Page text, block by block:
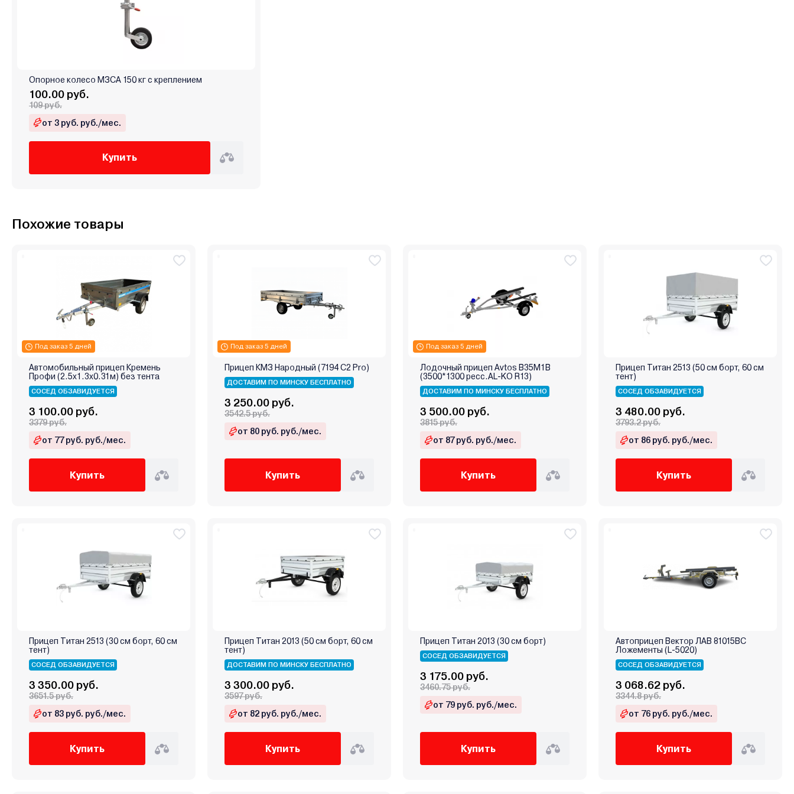
Опорное колесо МЗСА 150 кг с креплением
100.00 руб.
109 руб.
от 3 руб. руб./мес.
Купить
Похожие товары
Под заказ 5 дней
Автомобильный прицеп Кремень
Профи (2.5х1.3х0.31м) без тента
СОСЕД ОБЗАВИДУЕТСЯ
3 100.00 руб.
3379 руб.
от 77 руб. руб./мес.
Купить
Под заказ 5 дней
Прицеп КМЗ Народный (7194 C2 Pro)
ДОСТАВИМ ПО МИНСКУ БЕСПЛАТНО
3 250.00 руб.
3542.5 руб.
от 80 руб. руб./мес.
Купить
Под заказ 5 дней
Лодочный прицеп Avtos B35M1B
(3500*1300 ресс.AL-KO R13)
ДОСТАВИМ ПО МИНСКУ БЕСПЛАТНО
3 500.00 руб.
3815 руб.
от 87 руб. руб./мес.
Купить
Прицеп Титан 2513 (50 см борт, 60 см
тент)
СОСЕД ОБЗАВИДУЕТСЯ
3 480.00 руб.
3793.2 руб.
от 86 руб. руб./мес.
Купить
Прицеп Титан 2513 (30 см борт, 60 см
тент)
СОСЕД ОБЗАВИДУЕТСЯ
3 350.00 руб.
3651.5 руб.
от 83 руб. руб./мес.
Купить
Прицеп Титан 2013 (50 см борт, 60 см
тент)
ДОСТАВИМ ПО МИНСКУ БЕСПЛАТНО
3 300.00 руб.
3597 руб.
от 82 руб. руб./мес.
Купить
Прицеп Титан 2013 (30 см борт)
СОСЕД ОБЗАВИДУЕТСЯ
3 175.00 руб.
3460.75 руб.
от 79 руб. руб./мес.
Купить
Автоприцеп Вектор ЛАВ 81015ВС
Ложементы (L-5020)
СОСЕД ОБЗАВИДУЕТСЯ
3 068.62 руб.
3344.8 руб.
от 76 руб. руб./мес.
Купить